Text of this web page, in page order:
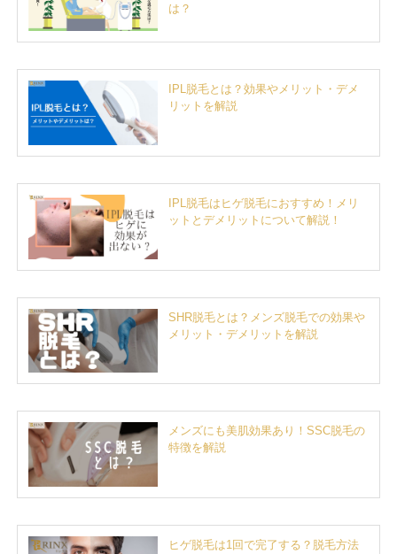
は？
IPL脱毛とは？効果やメリット・デメ
リットを解説
IPL脱毛はヒゲ脱毛におすすめ！メリ
ットとデメリットについて解説！
SHR脱毛とは？メンズ脱毛での効果や
メリット・デメリットを解説
メンズにも美肌効果あり！SSC脱毛の
特徴を解説
ヒゲ脱毛は1回で完了する？脱毛方法